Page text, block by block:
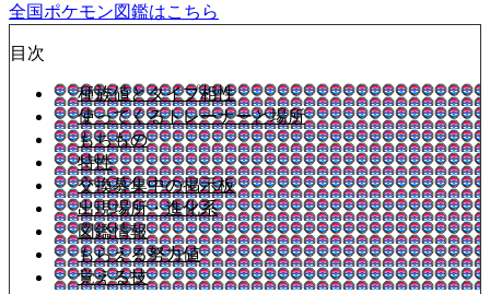
全国ポケモン図鑑はこちら
目次
種族値とタイプ相性
使ってくるトレーナーと場所
もちもの
特性
交換募集中の掲示板
出現場所・進化系
図鑑情報
もらえる努力値
覚える技